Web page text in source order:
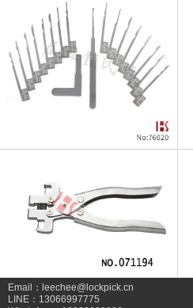
Email：leechee@lockpick.cn
LINE：13066997775